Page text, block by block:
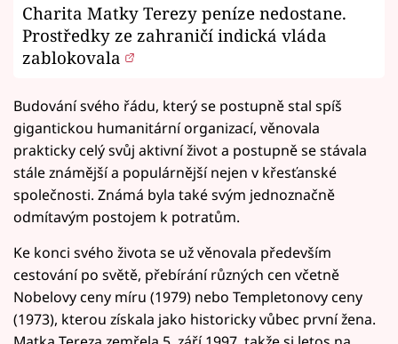
Charita Matky Terezy peníze nedostane.
Prostředky ze zahraničí indická vláda
zablokovala
Budování svého řádu, který se postupně stal spíš
gigantickou humanitární organizací, věnovala
prakticky celý svůj aktivní život a postupně se stávala
stále známější a populárnější nejen v křesťanské
společnosti. Známá byla také svým jednoznačně
odmítavým postojem k potratům.
Ke konci svého života se už věnovala především
cestování po světě, přebírání různých cen včetně
Nobelovy ceny míru (1979) nebo Templetonovy ceny
(1973), kterou získala jako historicky vůbec první žena.